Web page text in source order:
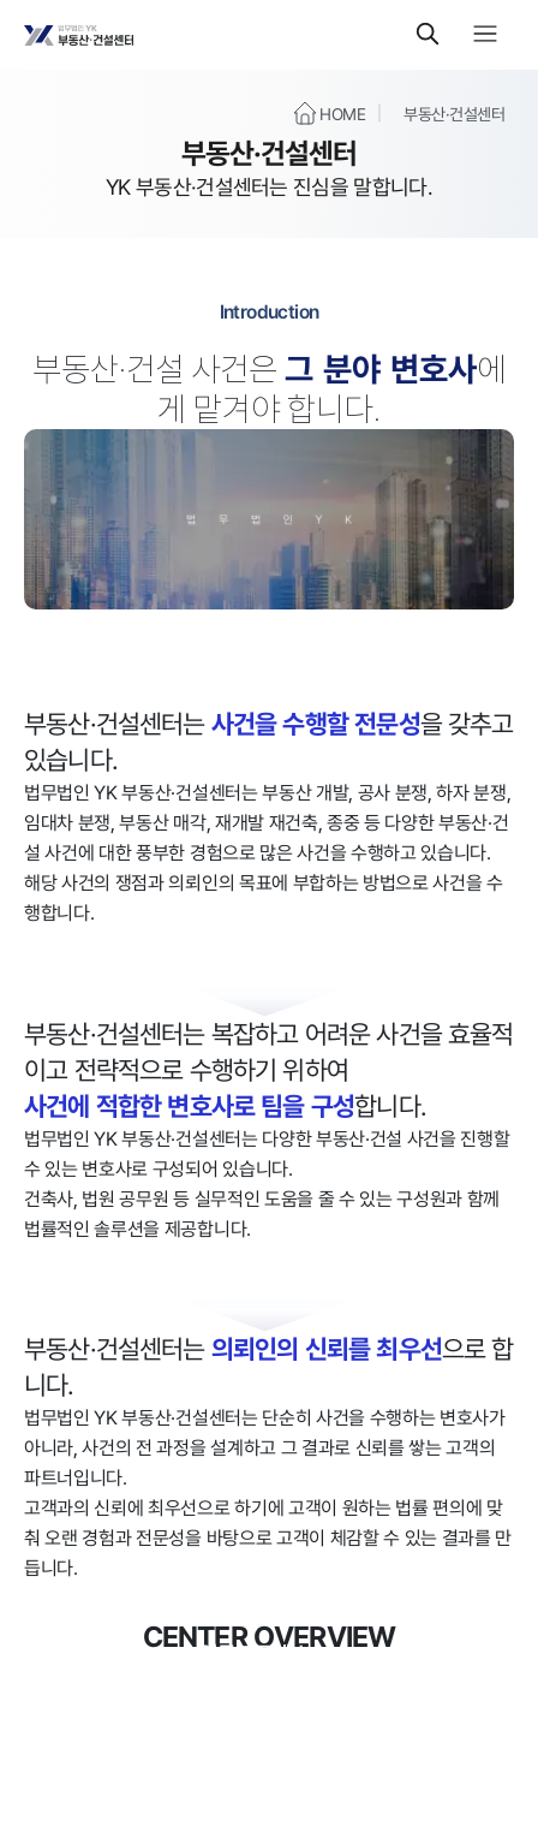
HOME 부동산·건설센터
부동산·건설센터
YK 부동산·건설센터는 진심을 말합니다.
Introduction
부동산·건설 사건은 그 분야 변호사에
게 맡겨야 합니다.
부동산·건설센터는사건을 수행할 전문성을 갖추고
있습니다.
법무법인 YK 부동산·건설센터는 부동산 개발, 공사 분쟁, 하자 분쟁,
임대차 분쟁, 부동산 매각, 재개발 재건축, 종중 등 다양한 부동산·건
설 사건에 대한 풍부한 경험으로 많은 사건을 수행하고 있습니다.
해당 사건의 쟁점과 의뢰인의 목표에 부합하는 방법으로 사건을 수
행합니다.
부동산·건설센터는 복잡하고 어려운 사건을 효율적
이고 전략적으로 수행하기 위하여
사건에 적합한 변호사로 팀을 구성합니다.
법무법인 YK 부동산·건설센터는 다양한 부동산·건설 사건을 진행할
수 있는 변호사로 구성되어 있습니다.
건축사, 법원 공무원 등 실무적인 도움을 줄 수 있는 구성원과 함께
법률적인 솔루션을 제공합니다.
부동산·건설센터는의뢰인의 신뢰를 최우선으로 합
니다.
법무법인 YK 부동산·건설센터는 단순히 사건을 수행하는 변호사가
아니라, 사건의 전 과정을 설계하고 그 결과로 신뢰를 쌓는 고객의
파트너입니다.
고객과의 신뢰에 최우선으로 하기에 고객이 원하는 법률 편의에 맞
춰 오랜 경험과 전문성을 바탕으로 고객이 체감할 수 있는 결과를 만
듭니다.
CENTER OVERVIEW
업무프로세스